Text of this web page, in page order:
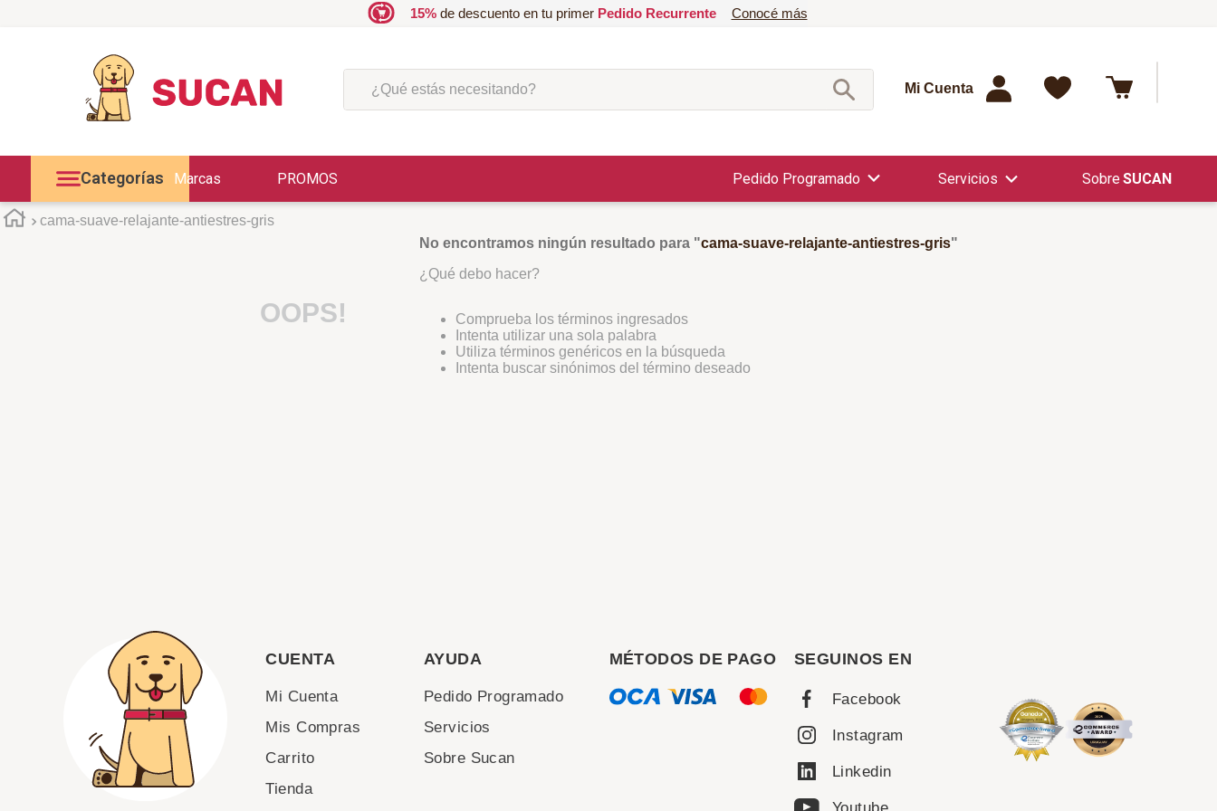
15%de descuento en tu primer Pedido Recurrente Conocé más
¿Qué estás necesitando?
Mi Cuenta
Categorías Marcas PROMOS Pedido Programado Servicios SUCAN
cama-suave-relajante-antiestres-gris
OOPS!
No encontramos ningún resultado para "cama-suave-relajante-antiestres-gris"
¿Qué debo hacer?
Comprueba los términos ingresados
Intenta utilizar una sola palabra
Utiliza términos genéricos en la búsqueda
Intenta buscar sinónimos del término deseado
CUENTA
Mi Cuenta
Mis Compras
Carrito
Tienda
AYUDA
Pedido Programado
Servicios
Sobre Sucan
MÉTODOS DE PAGO SEGUINOS EN
Facebook
Instagram
Linkedin